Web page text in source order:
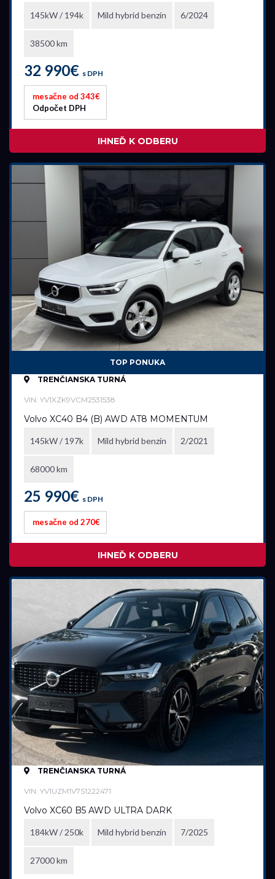
145kW / 194k Mild hybrid benzín 6/2024
38500 km
32 990€ s DPH
mesačne od 343€
Odpočet DPH
IHNEĎ K ODBERU
TOP PONUKA
TRENČIANSKA TURNÁ
VIN: YV1XZK9VCM2531538
Volvo XC40 B4 (B) AWD AT8 MOMENTUM
145kW / 197k Mild hybrid benzín 2/2021
68000 km
25 990€ s DPH
mesačne od 270€
IHNEĎ K ODBERU
TRENČIANSKA TURNÁ
VIN: YV1UZM1V7S1222471
Volvo XC60 B5 AWD ULTRA DARK
184kW / 250k Mild hybrid benzín 7/2025
27000 km